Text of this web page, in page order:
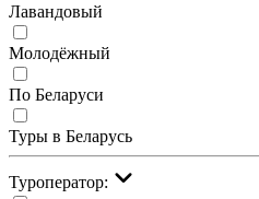
Лавандовый
Молодёжный
По Беларуси
Туры в Беларусь
Туроператор: